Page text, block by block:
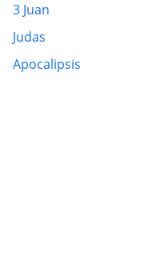
3 Juan
Judas
Apocalipsis